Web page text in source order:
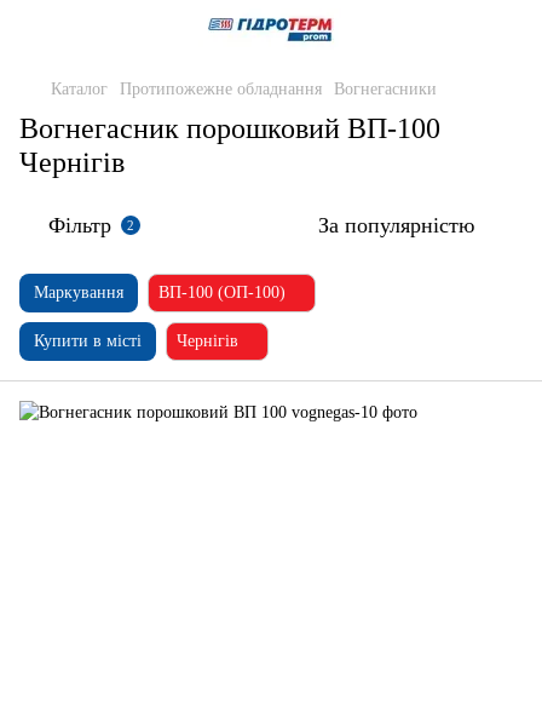
Каталог Протипожежне обладнання Вогнегасники
Вогнегасник порошковий ВП-100
Чернігів
Фільтр 2 За популярністю
Маркування ВП-100 (ОП-100)
Купити в місті Чернігів